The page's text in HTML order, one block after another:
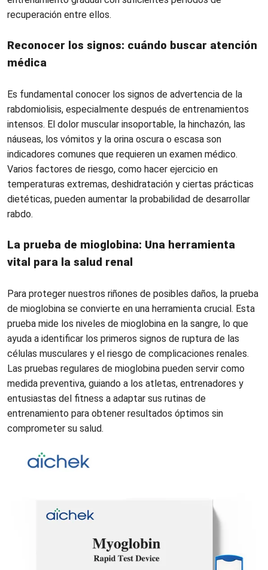
recuperación entre ellos.
Reconocer los signos: cuándo buscar atención
médica
Es fundamental conocer los signos de advertencia de la
rabdomiolisis, especialmente después de entrenamientos
intensos. El dolor muscular insoportable, la hinchazón, las
náuseas, los vómitos y la orina oscura o escasa son
indicadores comunes que requieren un examen médico.
Varios factores de riesgo, como hacer ejercicio en
temperaturas extremas, deshidratación y ciertas prácticas
dietéticas, pueden aumentar la probabilidad de desarrollar
rabdo.
La prueba de mioglobina: Una herramienta
vital para la salud renal
Para proteger nuestros riñones de posibles daños, la prueba
de mioglobina se convierte en una herramienta crucial. Esta
prueba mide los niveles de mioglobina en la sangre, lo que
ayuda a identificar los primeros signos de ruptura de las
células musculares y el riesgo de complicaciones renales.
Las pruebas regulares de mioglobina pueden servir como
medida preventiva, guiando a los atletas, entrenadores y
entusiastas del fitness a adaptar sus rutinas de
entrenamiento para obtener resultados óptimos sin
comprometer su salud.